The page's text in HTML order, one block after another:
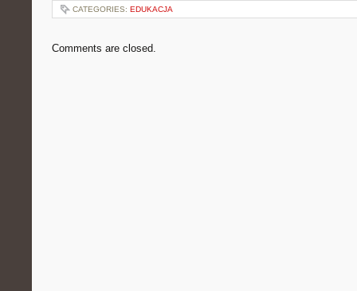
CATEGORIES: EDUKACJA
Comments are closed.